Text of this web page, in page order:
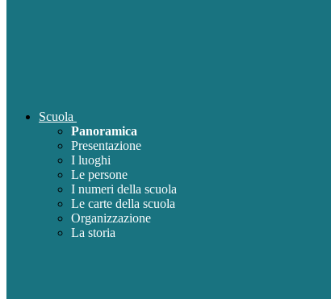
Scuola
Panoramica
Presentazione
I luoghi
Le persone
I numeri della scuola
Le carte della scuola
Organizzazione
La storia